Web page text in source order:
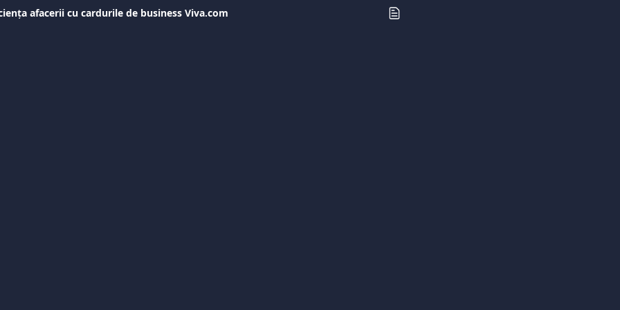
afacerii cu cardurile de business Viva.com